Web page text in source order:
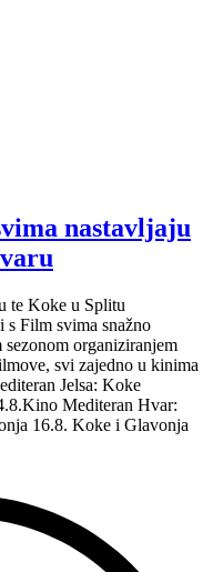
nastavljaju
te Koke u Splitu
Film svima snažno
organiziranjem
svi zajedno u kinima
Jelsa: Koke
Mediteran Hvar:
16.8. Koke i Glavonja